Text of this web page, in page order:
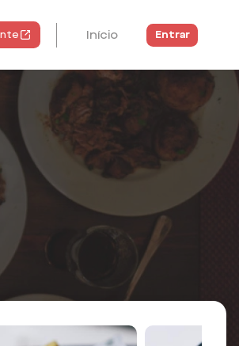
Início Entrar